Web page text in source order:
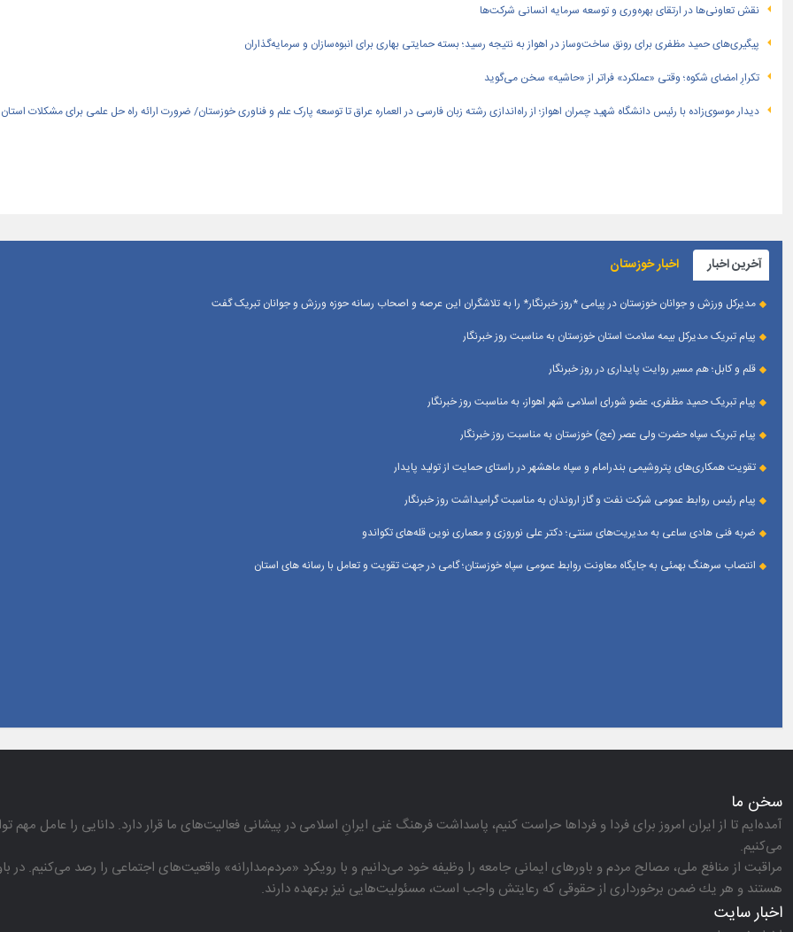
نقش تعاونی‌ها در ارتقای بهره‌وری و توسعه سرمایه انسانی شرکت‌ها
پیگیری‌های حمید مظفری برای رونق ساخت‌وساز در اهواز به نتیجه رسید؛ بسته حمایتی بهاری برای انبوه‌سازان و سرمایه‌گذاران
تکرارِ امضای شکوه؛ وقتی «عملکرد» فراتر از «حاشیه» سخن می‌گوید
دیدار موسوی‌زاده با رئیس دانشگاه شهید چمران اهواز؛ از راه‌اندازی رشته زبان فارسی در العماره عراق تا توسعه پارک علم و فناوری خوزستان/ ضرورت ارائه راه حل علمی برای مشکلات استان
آخرین اخبار اخبار خوزستان
مدیرکل ورزش و جوانان خوزستان در پیامی *روز خبرنگار* را به تلاشگران این عرصه و اصحاب رسانه حوزه ورزش و جوانان تبریک گفت
پیام تبریک مدیرکل بیمه سلامت استان خوزستان به مناسبت روز خبرنگار
قلم و کابل؛ هم مسیر روایت پایداری در روز خبرنگار
پیام تبریک حمید مظفری، عضو شورای اسلامی شهر اهواز، به مناسبت روز خبرنگار
پیام تبریک سپاه حضرت ولی عصر (عج) خوزستان به مناسبت روز خبرنگار
تقویت همکاری‌های پتروشیمی بندرامام و سپاه ماهشهر در راستای حمایت از تولید پایدار
پیام رئیس روابط عمومی شركت نفت و گاز اروندان به مناسبت گرامیداشت روز خبرنگار
ضربه فنی هادی ساعی به مدیریت‌های سنتی؛ دکتر علی نوروزی و معماری نوین قله‌های تکواندو
انتصاب سرهنگ بهمئی به جایگاه معاونت روابط عمومی سپاه خوزستان؛ گامی در جهت تقویت و تعامل با رسانه‌ های استان
سخن ما
آمده‌ایم تا از ایران امروز برای فردا و فرداها حراست كنیم، پاسداشت فرهنگ غنی ایرانِ اسلامی در پیشانی فعالیت‌های ما قرار دارد. دانایی را عامل
می‌كنیم.
مراقبت از منافع ملی، مصالح مردم و باورهای ایمانی جامعه را وظیفه خود می‌دانیم و با رویكرد «مردم‌مدارانه‌» واقعیت‌های اجتماعی را رصد می‌كنیم.
هستند و هر یك ضمن برخورداری از حقوقی كه رعایتش واجب است، مسئولیت‌هایی نیز برعهده دارند.
اخبار سایت